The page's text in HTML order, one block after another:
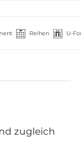
Reihen U-
zugleich